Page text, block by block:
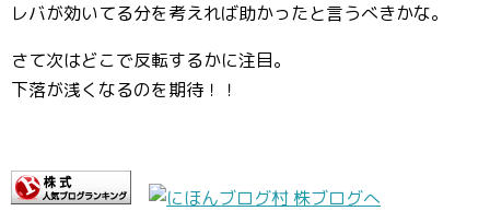
レバが効いてる分を考えれば助かったと言うべきかな。
さて次はどこで反転するかに注目。
下落が浅くなるのを期待！！